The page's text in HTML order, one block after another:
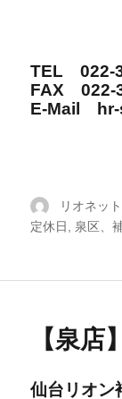
TEL 022-
FAX 022-
E-Mail hr-
投
稿
リオネッ
定休日, 泉区、
【泉店
仙台リオン